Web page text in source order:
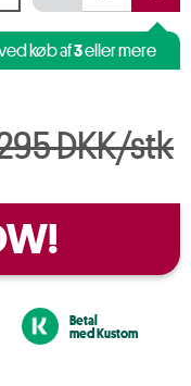
køb af3eller mere
DKK/stk
Betal
med Kustom